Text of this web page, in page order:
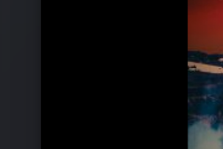
Ähnliche Künstler wie